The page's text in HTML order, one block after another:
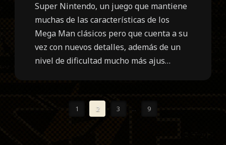
Super Nintendo, un juego que mantiene
muchas de las características de los
Mega Man clásicos pero que cuenta a su
vez con nuevos detalles, además de un
nivel de dificultad mucho más ajus…
1 2 3 ... 9